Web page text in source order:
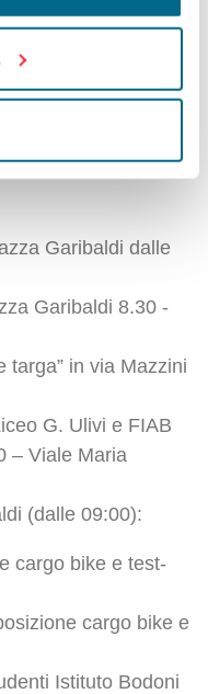
Piacenza
– 09:30 – 15:00:
Spoke 9 –
Garibaldi dalle
Garibaldi 8.30 -
targa” in via Mazzini
G. Ulivi e FIAB
– Viale Maria
(dalle 09:00):
cargo bike e test-
cargo bike e
Istituto Bodoni